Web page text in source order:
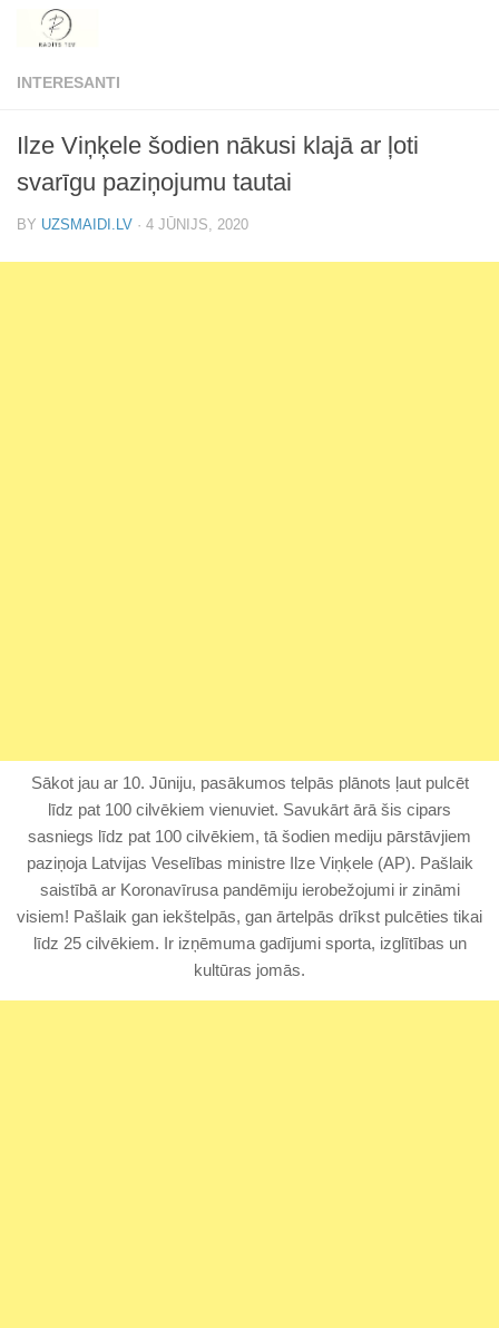
Skip to content
INTERESANTI
Ilze Viņķele šodien nākusi klajā ar ļoti
svarīgu paziņojumu tautai
BY UZSMAIDI.LV · 4 JŪNIJS, 2020
Sākot jau ar 10. Jūniju, pasākumos telpās plānots ļaut pulcēt
līdz pat 100 cilvēkiem vienuviet. Savukārt ārā šis cipars
sasniegs līdz pat 100 cilvēkiem, tā šodien mediju pārstāvjiem
paziņoja Latvijas Veselības ministre Ilze Viņķele (AP). Pašlaik
saistībā ar Koronavīrusa pandēmiju ierobežojumi ir zināmi
visiem! Pašlaik gan iekštelpās, gan ārtelpās drīkst pulcēties tikai
līdz 25 cilvēkiem. Ir izņēmuma gadījumi sporta, izglītības un
kultūras jomās.